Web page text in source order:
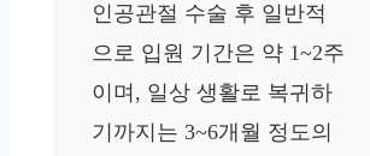
인공관절 수술 후 일반적
으로 입원 기간은 약 1~2주
이며, 일상 생활로 복귀하
기까지는 3~6개월 정도의